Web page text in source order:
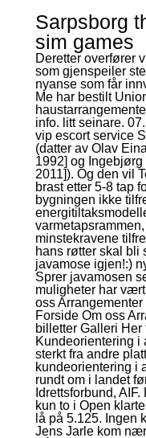
Sarpsborg
sim games
Deretter overfører
som gjenspeiler
nyanse som får
Me har bestilt
info. litt seinare.
vip escort service
(datter av Olav
1992] og
2011]). Og den vil
brast etter 5-8 tap
bygningen ikke
minstekravene
hans røtter skal bli
javamose igjen!:)
Sprer javamosen
muligheter har
oss
Forside Om oss
billetter Galleri
Kundeorientering i
sterkt fra andre
kundeorientering i
rundt om i landet
Idrettsforbund,
kun to i Open
lå på 5.125. Ingen
Jens Jarle kom